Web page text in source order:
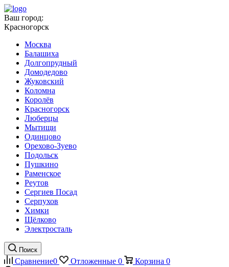
Ваш город:
Красногорск
Москва
Балашиха
Долгопрудный
Домодедово
Жуковский
Коломна
Королёв
Красногорск
Люберцы
Мытищи
Одинцово
Орехово-Зуево
Подольск
Пушкино
Раменское
Реутов
Сергиев Посад
Серпухов
Химки
Щёлково
Электросталь
Поиск
Сравнение0 Отложенные 0 Корзина 0